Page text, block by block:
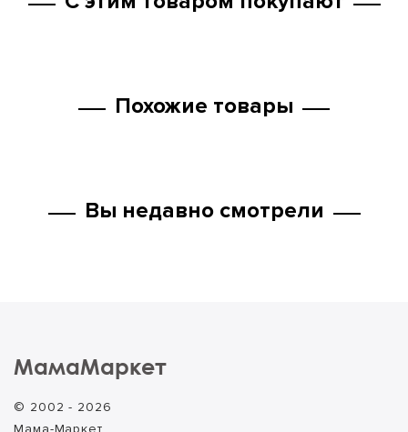
Похожие товары
Вы недавно смотрели
МамаМаркет
© 2002 - 2026
Мама-Маркет